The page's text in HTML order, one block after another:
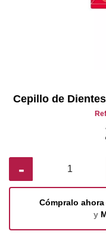
Cepillo de
-
Cómpralo ahora
y